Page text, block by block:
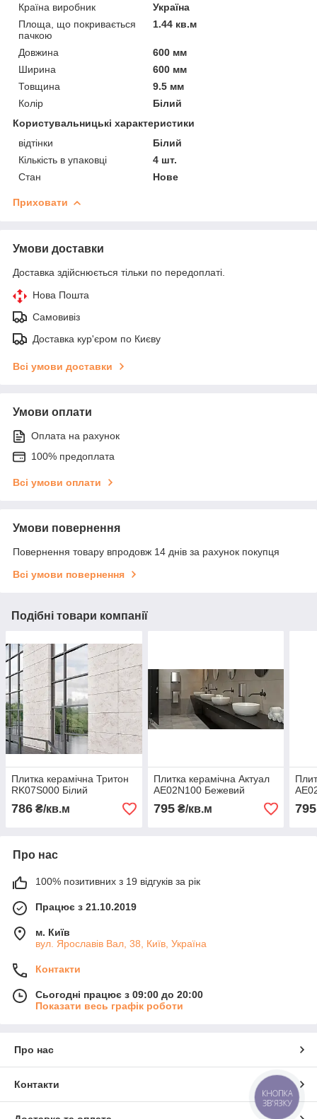
Країна виробник
Україна
Площа, що покривається
пачкою
1.44 кв.м
Довжина
600 мм
Ширина
600 мм
Товщина
9.5 мм
Колір
Білий
Користувальницькі характеристики
відтінки
Білий
Кількість в упаковці
4 шт.
Стан
Нове
Приховати
Умови доставки
Доставка здійснюється тільки по передоплаті.
Нова Пошта
Самовивіз
Доставка кур'єром по Києву
Всі умови доставки
Умови оплати
Оплата на рахунок
100% предоплата
Всі умови оплати
Умови повернення
Повернення товару впродовж 14 днів за рахунок покупця
Всі умови повернення
Подібні товари компанії
Плитка керамічна Тритон
RK07S000 Білий
786 ₴/кв.м
Плитка керамічна Актуал
АЕ02N100 Бежевий
795₴/кв.м 795
Про нас
100% позитивних з 19 відгуків за рік
Працює з 21.10.2019
м. Київ
вул. Ярославів Вал, 38, Київ, Україна
Контакти
Сьогодні працює з 09:00 до 20:00
Показати весь графік роботи
Про нас
Контакти
КНОПКА
ЗВ'ЯЗКУ